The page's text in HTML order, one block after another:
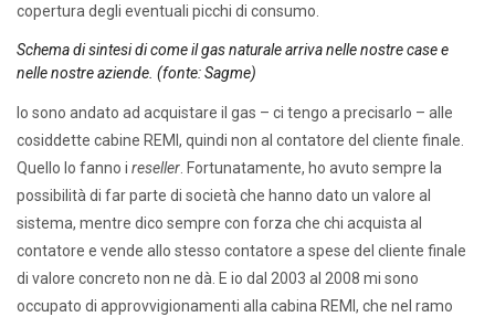
copertura degli eventuali picchi di consumo.
Schema di sintesi di come il gas naturale arriva nelle nostre case e
nelle nostre aziende. (fonte: Sagme)
Io sono andato ad acquistare il gas – ci tengo a precisarlo – alle
cosiddette cabine REMI, quindi non al contatore del cliente finale.
Quello lo fanno i reseller . Fortunatamente, ho avuto sempre la
possibilità di far parte di società che hanno dato un valore al
sistema, mentre dico sempre con forza che chi acquista al
contatore e vende allo stesso contatore a spese del cliente finale
di valore concreto non ne dà. E io dal 2003 al 2008 mi sono
occupato di approvvigionamenti alla cabina REMI, che nel ramo